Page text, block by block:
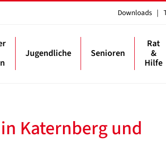
Downloads |
Jugendliche Senioren
Rat
&
Hilfe
Katernberg und